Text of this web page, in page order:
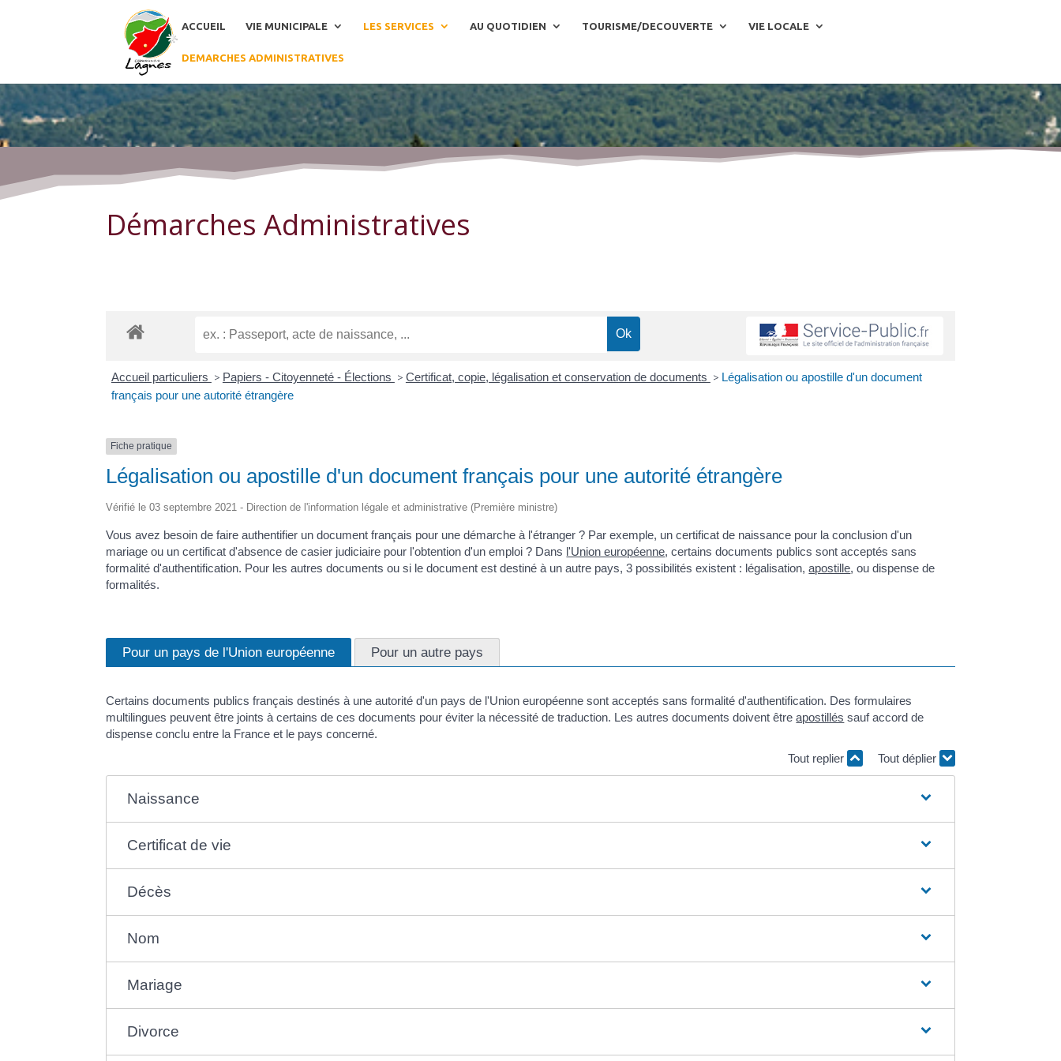
ACCUEIL VIE MUNICIPALE LES SERVICES AU QUOTIDIEN TOURISME/DECOUVERTE VIE LOCALE
DEMARCHES ADMINISTRATIVES
Démarches Administratives
Démarches Administratives
Accueil particuliers > Papiers - Citoyenneté - Élections > Certificat, copie, légalisation et conservation de documents > Légalisation ou apostille d'un document
français pour une autorité étrangère
Fiche pratique
Légalisation ou apostille d'un document français pour une autorité étrangère
Vérifié le 03 septembre 2021 - Direction de l'information légale et administrative (Première ministre)
Vous avez besoin de faire authentifier un document français pour une démarche à l'étranger ? Par exemple, un certificat de naissance pour la conclusion d'un
mariage ou un certificat d'absence de casier judiciaire pour l'obtention d'un emploi ? Dans l'Union européenne, certains documents publics sont acceptés sans
formalité d'authentification. Pour les autres documents ou si le document est destiné à un autre pays, 3 possibilités existent : légalisation,apostille, ou dispense de
formalités.
Pour un pays de l'Union européenne Pour un autre pays
Certains documents publics français destinés à une autorité d'un pays de l'Union européenne sont acceptés sans formalité d'authentification. Des formulaires
multilingues peuvent être joints à certains de ces documents pour éviter la nécessité de traduction. Les autres documents doivent êtreapostillés sauf accord de
dispense conclu entre la France et le pays concerné.
Tout replier
Tout déplier
Naissance
Certificat de vie
Décès
Nom
Mariage
Divorce